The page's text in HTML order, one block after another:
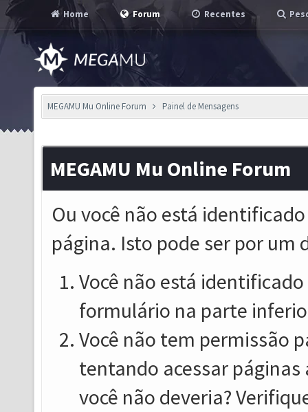
Home Forum Recentes
MEGAMU Mu Online Forum Painel de Mensagens
MEGAMU Mu Online Forum
Ou você não está
página. Isto pode ser por um
Você não está
formulário na parte
Você não tem permissão
tentando acessar
você não deveria?